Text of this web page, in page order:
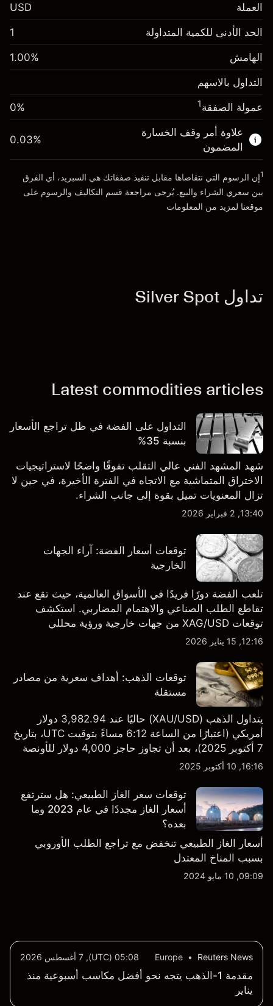
الهامش. استثمارك $1,000.00
-0.015469
%
(-$15.47)
حجم التداول مع الرافعة المالية ~ $
المال من الرافعة المالية ~
الذهاب إلى المنصة
الهامش. استثمارك $1,000.00
رسم المبيت
0.007249
($7.25)
حجم التداول مع الرافعة المالية ~ $
المال من الرافعة المالية ~
العملة USD
الحد الأدنى للكمية المتداولة 1
الهامش 1.00%
التداول بالاسهم
عمولة الصفقة1
0%
علاوة أمر وقف الخسارة
المضمون
0.03%
1إن الرسوم التي نتقاضاها مقابل تنفيذ صفقاتك هي السبريد، أي الفرق
بين سعري الشراء والبيع. يُرجى مراجعة قسم التكاليف والرسوم على
موقعنا لمزيد من المعلومات
تداول Silver Spot
Latest commodities articles
التداول على الفضة في ظل تراجع الأسعار
بنسبة 35%
شهد المشهد الفني عالي التقلب تفوقًا واضحًا لاستراتيجيات
الاختراق المتماشية مع الاتجاه في الفترة الأخيرة، في حين لا
تزال المعنويات تميل بقوة إلى جانب الشراء.
13:40, 2 فبراير 2026
توقعات أسعار الفضة: آراء الجهات
الخارجية
تلعب الفضة دورًا فريدًا في الأسواق العالمية، حيث تقع عند
تقاطع الطلب الصناعي والاهتمام المضاربي. استكشف
توقعات XAG/USD من جهات خارجية ورؤية محللي
Capital.com.
12:16, 15 يناير 2026
توقعات الذهب: أهداف سعرية من مصادر
مستقلة
يتداول الذهب (XAU/USD) حاليًا عند 3,982.94 دولار
أمريكي (اعتبارًا من الساعة 6:12 مساءً بتوقيت UTC، بتاريخ
7 أكتوبر 2025)، بعد أن تجاوز حاجز 4,000 دولار للأونصة
للمرة الأولى خلال الجلسة.
16:16, 10 أكتوبر 2025
توقعات سعر الغاز الطبيعي: هل سترتفع
أسعار الغاز مجددًا في عام 2023 وما
بعده؟
أسعار الغاز الطبيعي تنخفض مع تراجع الطلب الأوروبي
بسبب المناخ المعتدل
09:09, 10 مايو 2024
Reuters News
•
Europe 05:08 (UTC), 7 أغسطس 2026
مقدمة 1-الذهب يتجه نحو أفضل مكاسب أسبوعية منذ
يناير